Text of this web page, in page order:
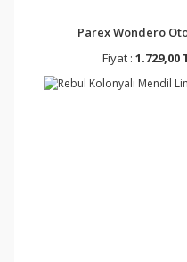
Parex Wondero
Fiyat : 1.729,00